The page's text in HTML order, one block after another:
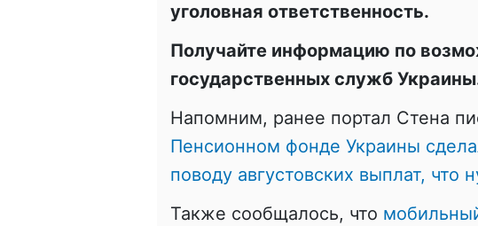
уголовная ответственность.
Получайте информацию по
государственных служб
Напомним, ранее портал Стена
Пенсионном фонде Украины
поводу августовских выплат, что
Также сообщалось, что